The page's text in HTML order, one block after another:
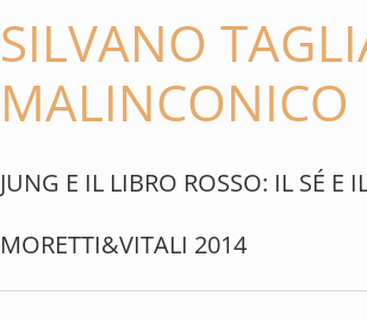
SILVANO
MALINCONICO
JUNG E IL LIBRO ROSSO: IL SÉ E
MORETTI&VITALI 2014